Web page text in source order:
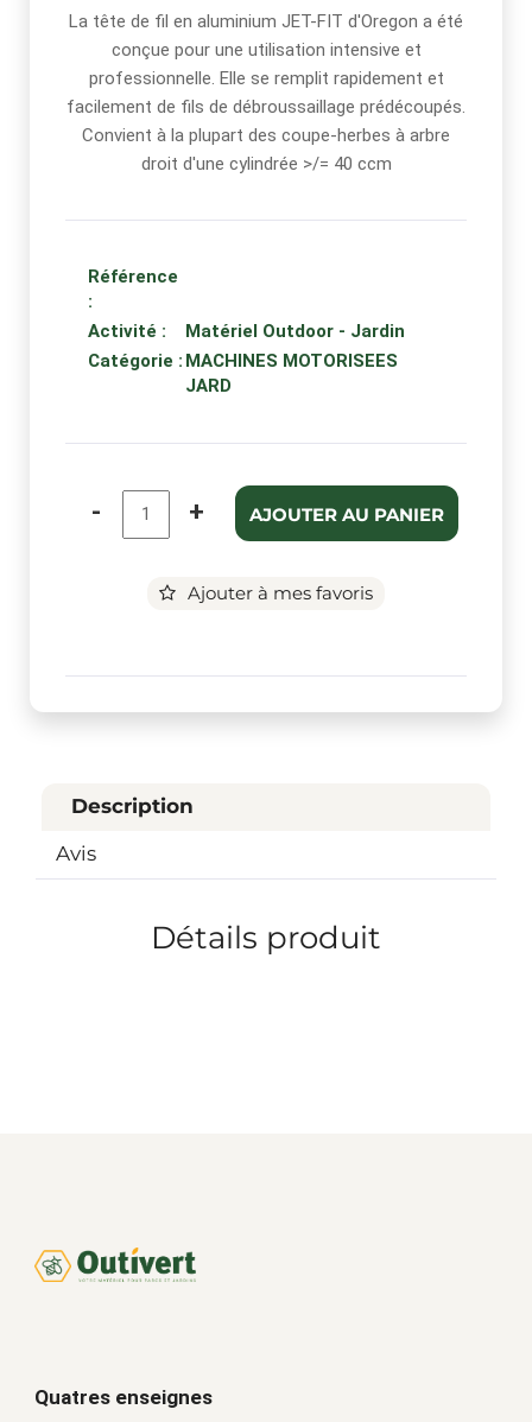
La tête de fil en aluminium JET-FIT d'Oregon a été
conçue pour une utilisation intensive et
professionnelle. Elle se remplit rapidement et
facilement de fils de débroussaillage prédécoupés.
Convient à la plupart des coupe-herbes à arbre
droit d'une cylindrée >/= 40 ccm
Référence
:
Activité :
Matériel Outdoor - Jardin
Catégorie : MACHINES MOTORISEES
JARD
- + AJOUTER AU PANIER
Ajouter à mes favoris
Description
Avis
Détails produit
Quatres enseignes